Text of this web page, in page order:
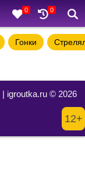
0 0
Гонки
| igroutka.ru © 2026
12+